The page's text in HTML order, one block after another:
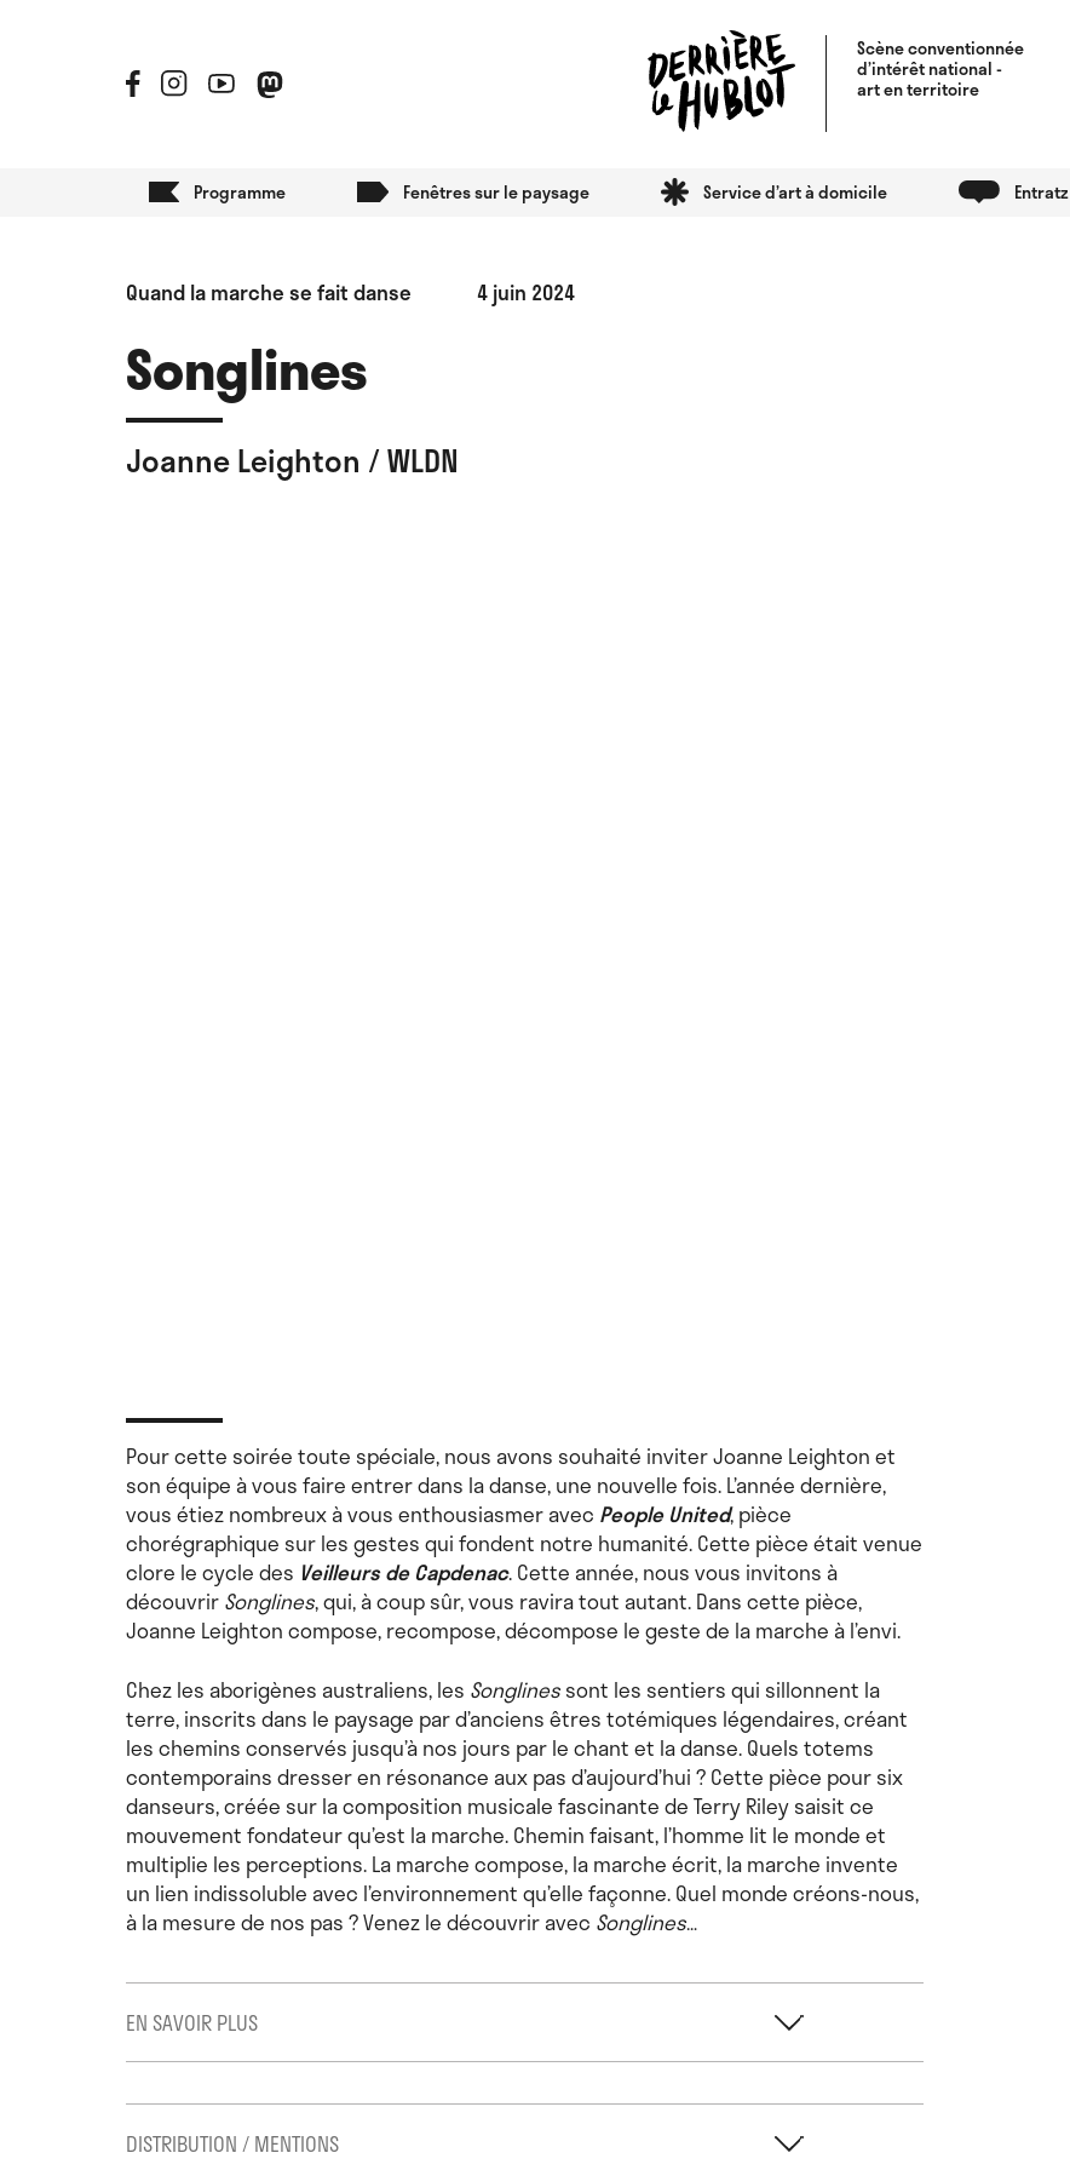
Scène conventionnée
d’intérêt national -
art en territoire
Programme Fenêtres sur le paysage Service d’art à domicile Entratz
Quand la marche se fait danse 4 juin 2024
Songlines
Joanne Leighton / WLDN
Pour cette soirée toute spéciale, nous avons souhaité inviter Joanne Leighton et
son équipe à vous faire entrer dans la danse, une nouvelle fois. L’année dernière,
vous étiez nombreux à vous enthousiasmer avec People United, pièce
chorégraphique sur les gestes qui fondent notre humanité. Cette pièce était venue
clore le cycle des Veilleurs de Capdenac. Cette année, nous vous invitons à
découvrirSonglines, qui, à coup sûr, vous ravira tout autant. Dans cette pièce,
Joanne Leighton compose, recompose, décompose le geste de la marche à l’envi.
Chez les aborigènes australiens, les Songlinessont les sentiers qui sillonnent la
terre, inscrits dans le paysage par d’anciens êtres totémiques légendaires, créant
les chemins conservés jusqu’à nos jours par le chant et la danse. Quels totems
contemporains dresser en résonance aux pas d’aujourd’hui ? Cette pièce pour six
danseurs, créée sur la composition musicale fascinante de Terry Riley saisit ce
mouvement fondateur qu’est la marche. Chemin faisant, l’homme lit le monde et
multiplie les perceptions. La marche compose, la marche écrit, la marche invente
un lien indissoluble avec l’environnement qu’elle façonne. Quel monde créons-nous,
à la mesure de nos pas ? Venez le découvrir avec Songlines…
EN SAVOIR PLUS
le lancement de la performance. Cette soirée est ouverte à toutes et tous !
DISTRIBUTION / MENTIONS